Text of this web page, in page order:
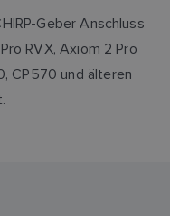
Geber Anschluss
RVX, Axiom 2 Pro
CP570 und älteren